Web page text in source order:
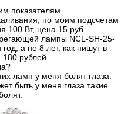
показателям.
по моим подсчетам
100 Вт, цена 15 руб.
лампы NCL-SH-25-
а не 8 лет, как пишут в
рублей.
ламп у меня болят глаза.
быть у меня глаза такие...